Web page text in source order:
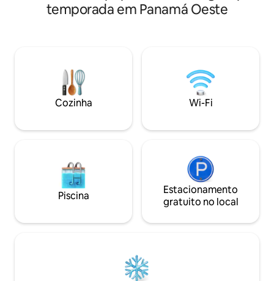
Coronado. Fica a 5 minutos a pé da nossa
para palmeiras incríveis. Energia
ininterrupta com sistemas de
gerenciamento de energia doméstica
inteligente.
fica a apenas 25
Pacífico. É um lugar perfeito para fazer
e secar roupa e
montanhas. O checkout tardio gratuito
é oferecido para
aos domingos.
temporada em Panamá Oeste
Cozinha Wi-Fi
Piscina
Estacionamento
gratuito no local